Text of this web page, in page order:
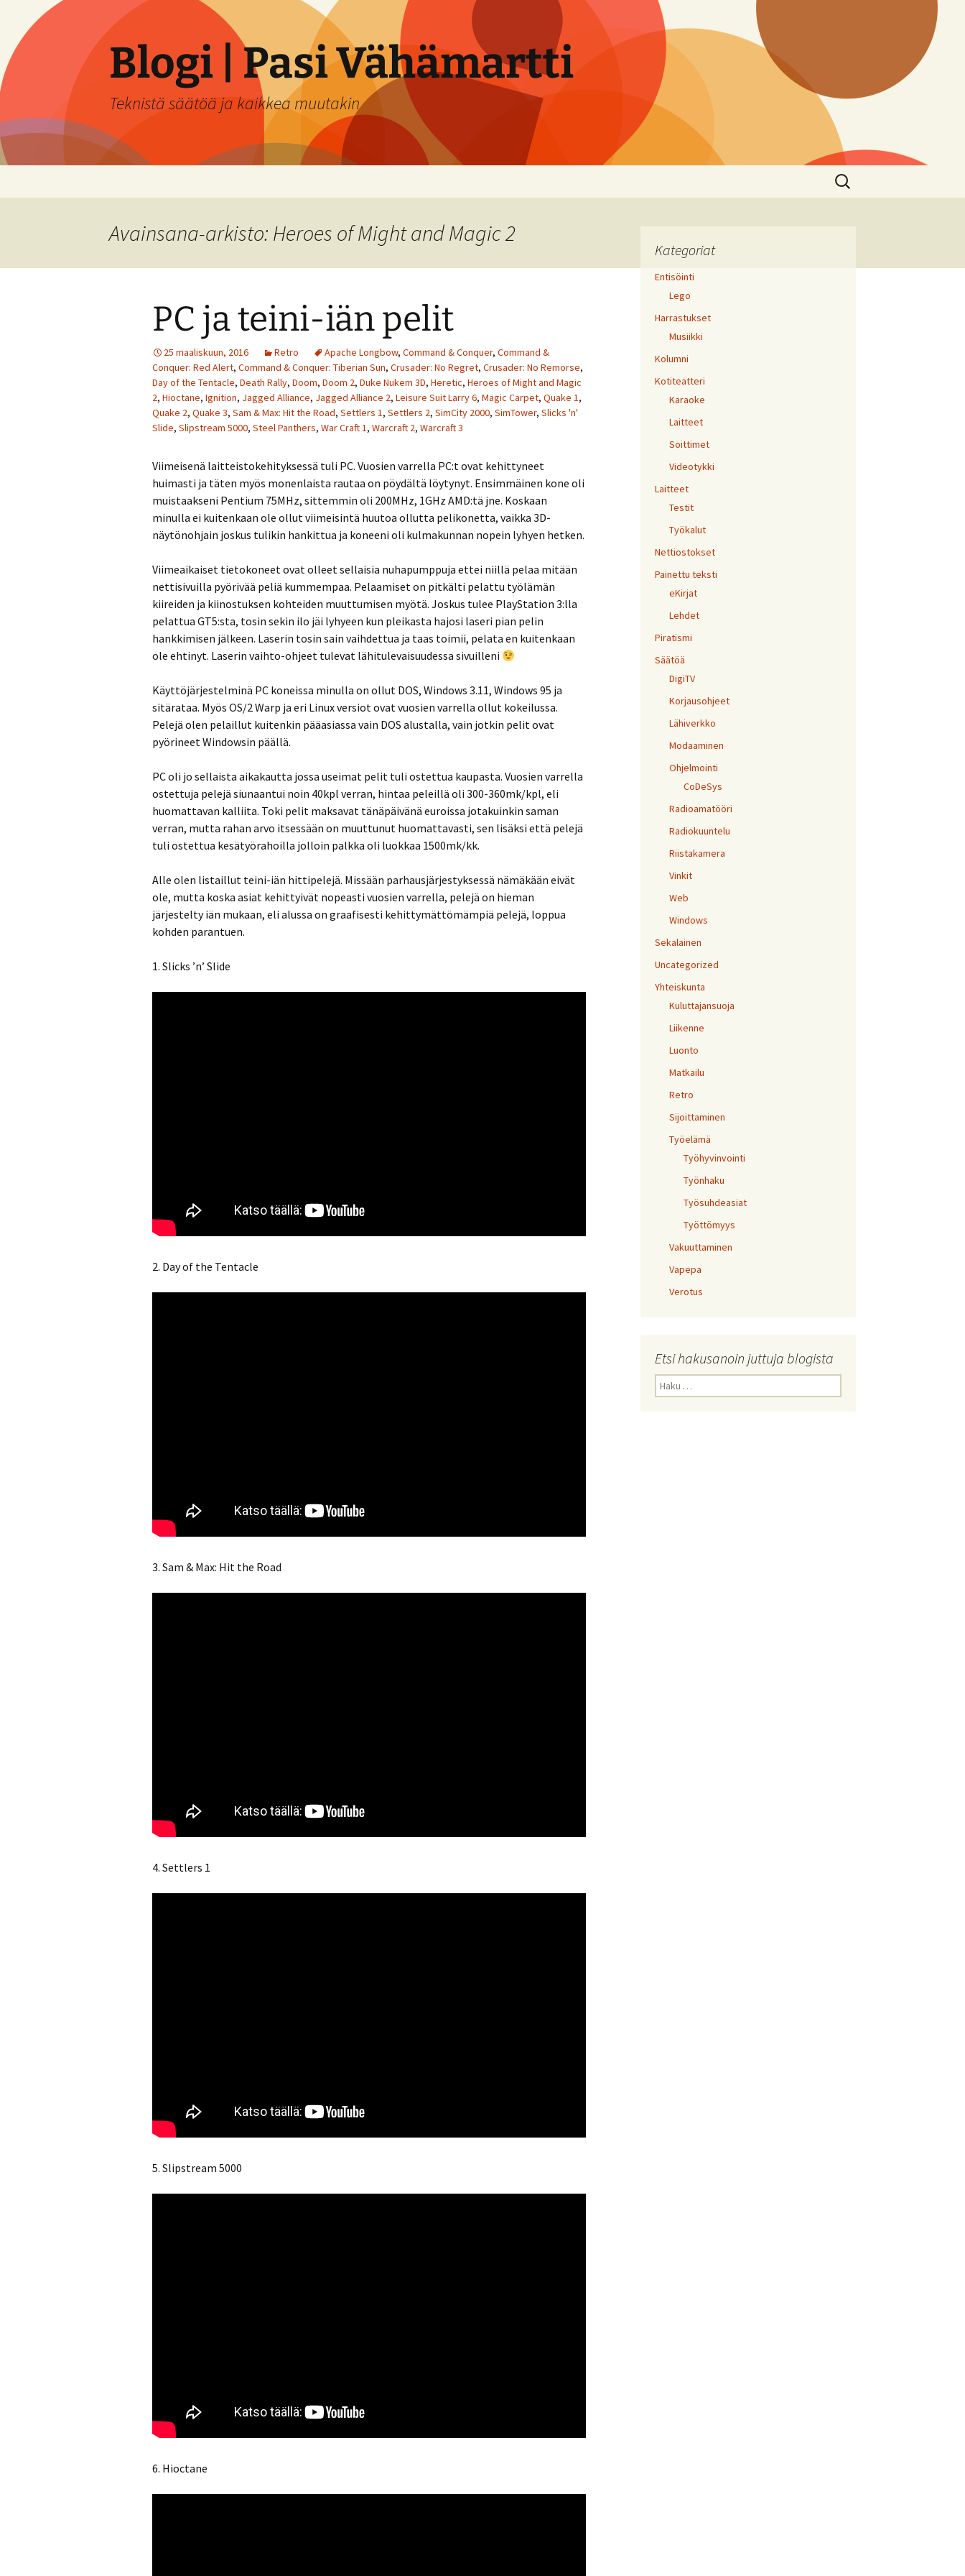
sisältöön
Blogi | Pasi Vähämartti
Teknistä säätöä ja kaikkea muutakin
Haku:
Avainsana-arkisto: Heroes of Might and Magic 2
PC ja teini-iän pelit
25 maaliskuun, 2016 Retro Apache Longbow, Command & Conquer, Command &
Conquer: Red Alert, Command & Conquer: Tiberian Sun, Crusader: No Regret, Crusader: No Remorse,
Day of the Tentacle, Death Rally, Doom, Doom 2, Duke Nukem 3D, Heretic, Heroes of Might and Magic
2, Hioctane, Ignition, Jagged Alliance, Jagged Alliance 2, Leisure Suit Larry 6, Magic Carpet, Quake 1,
Quake 2, Quake 3, Sam & Max: Hit the Road, Settlers 1, Settlers 2, SimCity 2000, SimTower, Slicks 'n'
Slide, Slipstream 5000, Steel Panthers, War Craft 1, Warcraft 2, Warcraft 3
Viimeisenä laitteistokehityksessä tuli PC. Vuosien varrella PC:t ovat kehittyneet
huimasti ja täten myös monenlaista rautaa on pöydältä löytynyt. Ensimmäinen kone oli
muistaakseni Pentium 75MHz, sittemmin oli 200MHz, 1GHz AMD:tä jne. Koskaan
minulla ei kuitenkaan ole ollut viimeisintä huutoa ollutta pelikonetta, vaikka 3D-
näytönohjain joskus tulikin hankittua ja koneeni oli kulmakunnan nopein lyhyen hetken.
Viimeaikaiset tietokoneet ovat olleet sellaisia nuhapumppuja ettei niillä pelaa mitään
nettisivuilla pyörivää peliä kummempaa. Pelaamiset on pitkälti pelattu työlämän
kiireiden ja kiinostuksen kohteiden muuttumisen myötä. Joskus tulee PlayStation 3:lla
pelattua GT5:sta, tosin sekin ilo jäi lyhyeen kun pleikasta hajosi laseri pian pelin
hankkimisen jälkeen. Laserin tosin sain vaihdettua ja taas toimii, pelata en kuitenkaan
ole ehtinyt. Laserin vaihto-ohjeet tulevat lähitulevaisuudessa sivuilleni
Käyttöjärjestelminä PC koneissa minulla on ollut DOS, Windows 3.11, Windows 95 ja
sitärataa. Myös OS/2 Warp ja eri Linux versiot ovat vuosien varrella ollut kokeilussa.
Pelejä olen pelaillut kuitenkin pääasiassa vain DOS alustalla, vain jotkin pelit ovat
pyörineet Windowsin päällä.
PC oli jo sellaista aikakautta jossa useimat pelit tuli ostettua kaupasta. Vuosien varrella
ostettuja pelejä siunaantui noin 40kpl verran, hintaa peleillä oli 300-360mk/kpl, eli
huomattavan kalliita. Toki pelit maksavat tänäpäivänä euroissa jotakuinkin saman
verran, mutta rahan arvo itsessään on muuttunut huomattavasti, sen lisäksi että pelejä
tuli ostettua kesätyörahoilla jolloin palkka oli luokkaa 1500mk/kk.
Alle olen listaillut teini-iän hittipelejä. Missään parhausjärjestyksessä nämäkään eivät
ole, mutta koska asiat kehittyivät nopeasti vuosien varrella, pelejä on hieman
järjestelty iän mukaan, eli alussa on graafisesti kehittymättömämpiä pelejä, loppua
kohden parantuen.
1. Slicks ’n’ Slide
2. Day of the Tentacle
3. Sam & Max: Hit the Road
4. Settlers 1
5. Slipstream 5000
6. Hioctane
Kategoriat
Entisöinti
Lego
Harrastukset
Musiikki
Kolumni
Kotiteatteri
Karaoke
Laitteet
Soittimet
Videotykki
Laitteet
Testit
Työkalut
Nettiostokset
Painettu teksti
eKirjat
Lehdet
Piratismi
Säätöä
DigiTV
Korjausohjeet
Lähiverkko
Modaaminen
Ohjelmointi
CoDeSys
Radioamatööri
Radiokuuntelu
Riistakamera
Vinkit
Web
Windows
Sekalainen
Uncategorized
Yhteiskunta
Kuluttajansuoja
Liikenne
Luonto
Matkailu
Retro
Sijoittaminen
Työelämä
Työhyvinvointi
Työnhaku
Työsuhdeasiat
Työttömyys
Vakuuttaminen
Vapepa
Verotus
Etsi hakusanoin juttuja blogista
Haku: